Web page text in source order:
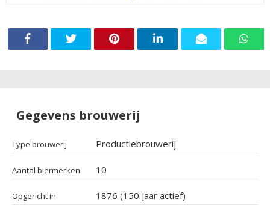
Gegevens brouwerij
Type brouwerij Productiebrouwerij
Aantal biermerken 10
Opgericht in 1876 (150 jaar actief)